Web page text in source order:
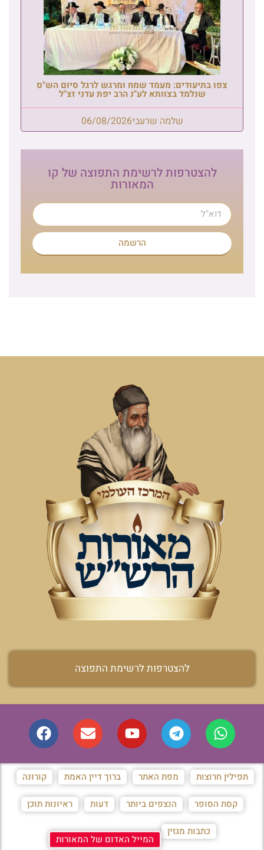
צפו בתיעודים: מעמד שמח ומרגש לרגל סיום הש"ס
שנלמד בצוותא לע"נ הרב יפת עדני זצ"ל
שלמה שרעבי06/08/2026
להצטרפות לרשימת התפוצה של קו
המאורות
הרשמה
להצטרפות לרשימת התפוצה
תפילין חרוצות מפת האתר ברוך דיין האמת קורונה
קסת הסופר הנצפים ביותר דעות ראיונות תוכן
כתבות מגזין
המייל האדום של המאורות